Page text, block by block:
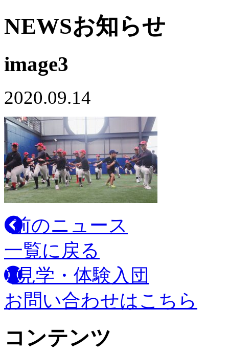
NEWSお知らせ
image3
2020.09.14
前のニュース
一覧に戻る
見学・体験入団
お問い合わせはこちら
コンテンツ